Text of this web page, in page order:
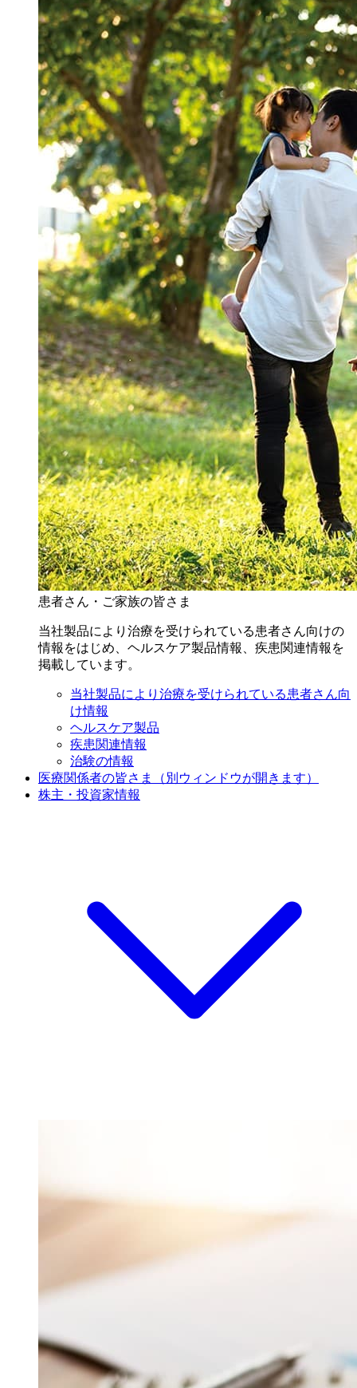
患者さん・ご家族の皆さま
当社製品により治療を受けられている患者さん向けの
情報をはじめ、ヘルスケア製品情報、疾患関連情報を
掲載しています。
当社製品により治療を受けられている患者さん向
け情報
ヘルスケア製品
疾患関連情報
治験の情報
医療関係者の皆さま
（別ウィンドウが開きます）
株主・投資家情報